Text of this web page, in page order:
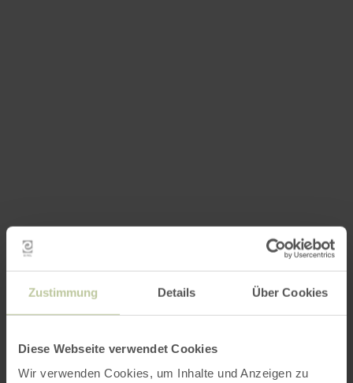
Zustimmung Details Über Cookies
Diese Webseite verwendet Cookies
Wir verwenden Cookies, um Inhalte und Anzeigen zu